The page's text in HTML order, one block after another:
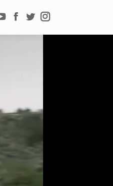
YouTube
Facebook
TwitterInstagram